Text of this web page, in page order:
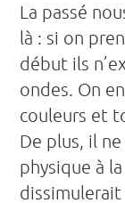
La passé
là : si on
début ils
ondes. On
couleurs et
De plus, il
physique à